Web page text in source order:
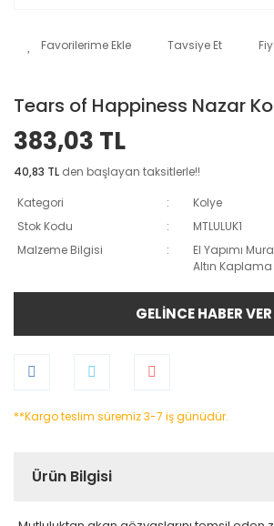
Tavsiye Et
Tears of Happiness Nazar
383,03 TL
40,83 TL den başlayan taksitlerle!!
Kategori
Kolye
Stok Kodu
MTLULUK1
Malzeme Bilgisi
El Yapımı
Altın Kaplama
GELİNCE HABER VER
**Kargo teslim süremiz 3-7 iş günüdür.
Ürün Bilgisi